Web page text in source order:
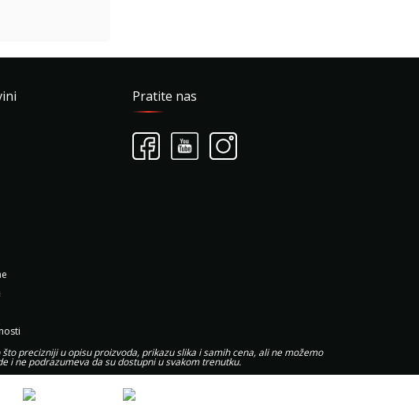
Pratite nas
precizniji u opisu proizvoda, prikazu slika i samih cena, ali ne možemo
i ne podrazumeva da su dostupni u svakom trenutku.